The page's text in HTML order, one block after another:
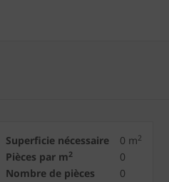
Superficie nécessaire 0 m2
Pièces par m2
0
Nombre de pièces
0